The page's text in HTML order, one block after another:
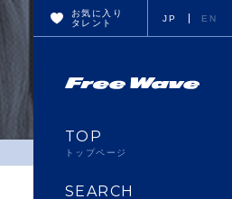
お気に入り
タレント
JP EN
TOP
トップページ
SEARCH